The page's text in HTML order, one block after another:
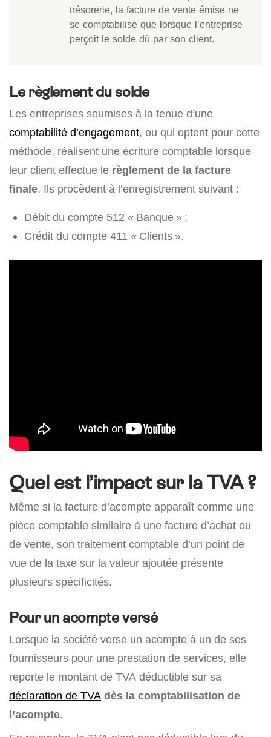
trésorerie, la facture de vente émise ne
se comptabilise que lorsque l’entreprise
perçoit le solde dû par son client.
Le règlement du solde
Les entreprises soumises à la tenue d’une
comptabilité d’engagement, ou qui optent pour cette
méthode, réalisent une écriture comptable lorsque
leur client effectue le règlement de la facture
finale. Ils procèdent à l’enregistrement suivant :
Débit du compte 512 « Banque » ;
Crédit du compte 411 « Clients ».
Quel est l’impact sur la TVA ?
Même si la facture d’acompte apparaît comme une
pièce comptable similaire à une facture d’achat ou
de vente, son traitement comptable d’un point de
vue de la taxe sur la valeur ajoutée présente
plusieurs spécificités.
Pour un acompte versé
Lorsque la société verse un acompte à un de ses
fournisseurs pour une prestation de services, elle
reporte le montant de TVA déductible sur sa
déclaration de TVA dès la comptabilisation de
l’acompte.